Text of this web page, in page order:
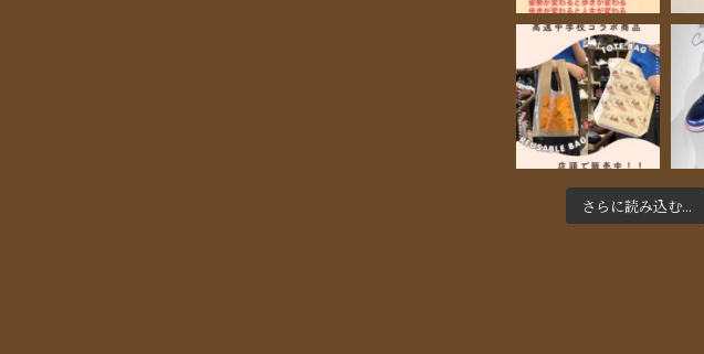
さらに読み込む...